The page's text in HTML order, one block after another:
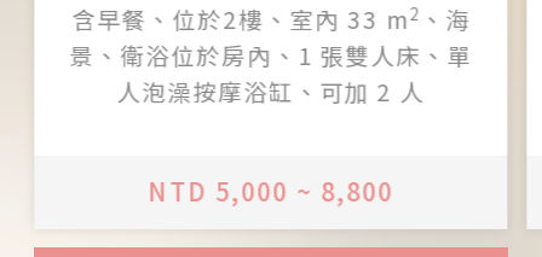
含早餐、位於2樓、室內 33 m2 、海
景、衛浴位於房內、1 張雙人床、單
人泡澡按摩浴缸、可加 2 人
NTD 5,000 ~ 8,800